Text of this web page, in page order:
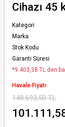
Cihazı 45
Kategori
Marka
Stok Kodu
Garanti Süresi
*9.403,38 TL den
Havale Fiyatı:
148.693,50 TL